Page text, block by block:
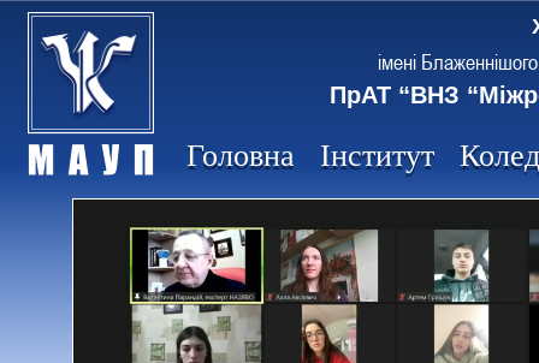
імені
ПрАТ “ВНЗ
Головна Інститут